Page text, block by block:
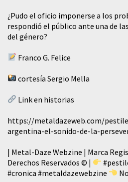
¿Pudo el oficio imponerse a los
respondió el público ante una de
del género?
Franco G. Felice
cortesía Sergio Mella
Link en historias
https://metaldazeweb.com/
argentina-el-sonido-de-la-
| Metal-Daze Webzine | Marca
Derechos Reservados © |
#cronica #metaldazewebzine